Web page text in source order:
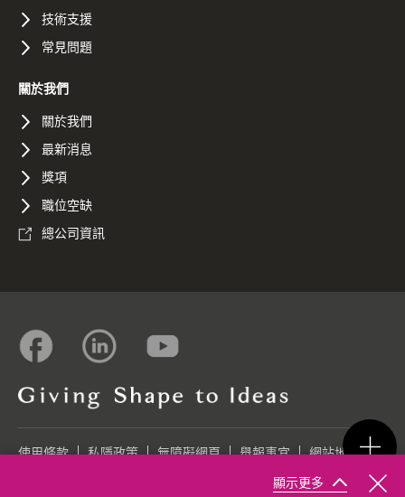
顯示更多
技術支援
常見問題
關於我們
關於我們
最新消息
獎項
職位空缺
總公司資訊
使用條款 私隱政策 無障礙網頁 舉報事宜 網站地圖